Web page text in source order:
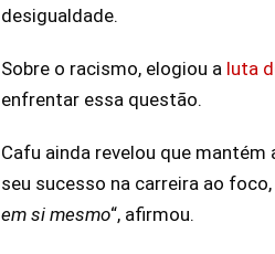
desigualdade.
Sobre o racismo, elogiou a luta
enfrentar essa questão.
Cafu ainda revelou que
seu sucesso na carreira ao
em si mesmo“, afirmou.